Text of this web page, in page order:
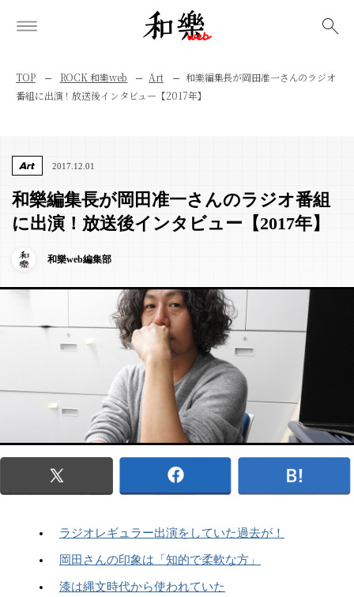
TOP ROCK 和樂web Art
和樂編集長が岡田准一さんのラジオ
番組に出演！放送後インタビュー【2017年】
Art 2017.12.01
和樂編集長が岡田准一さんのラジオ番組
に出演！放送後インタビュー【2017年】
和樂web編集部
ラジオレギュラー出演をしていた過去が！
岡田さんの印象は「知的で柔軟な方」
漆は縄文時代から使われていた